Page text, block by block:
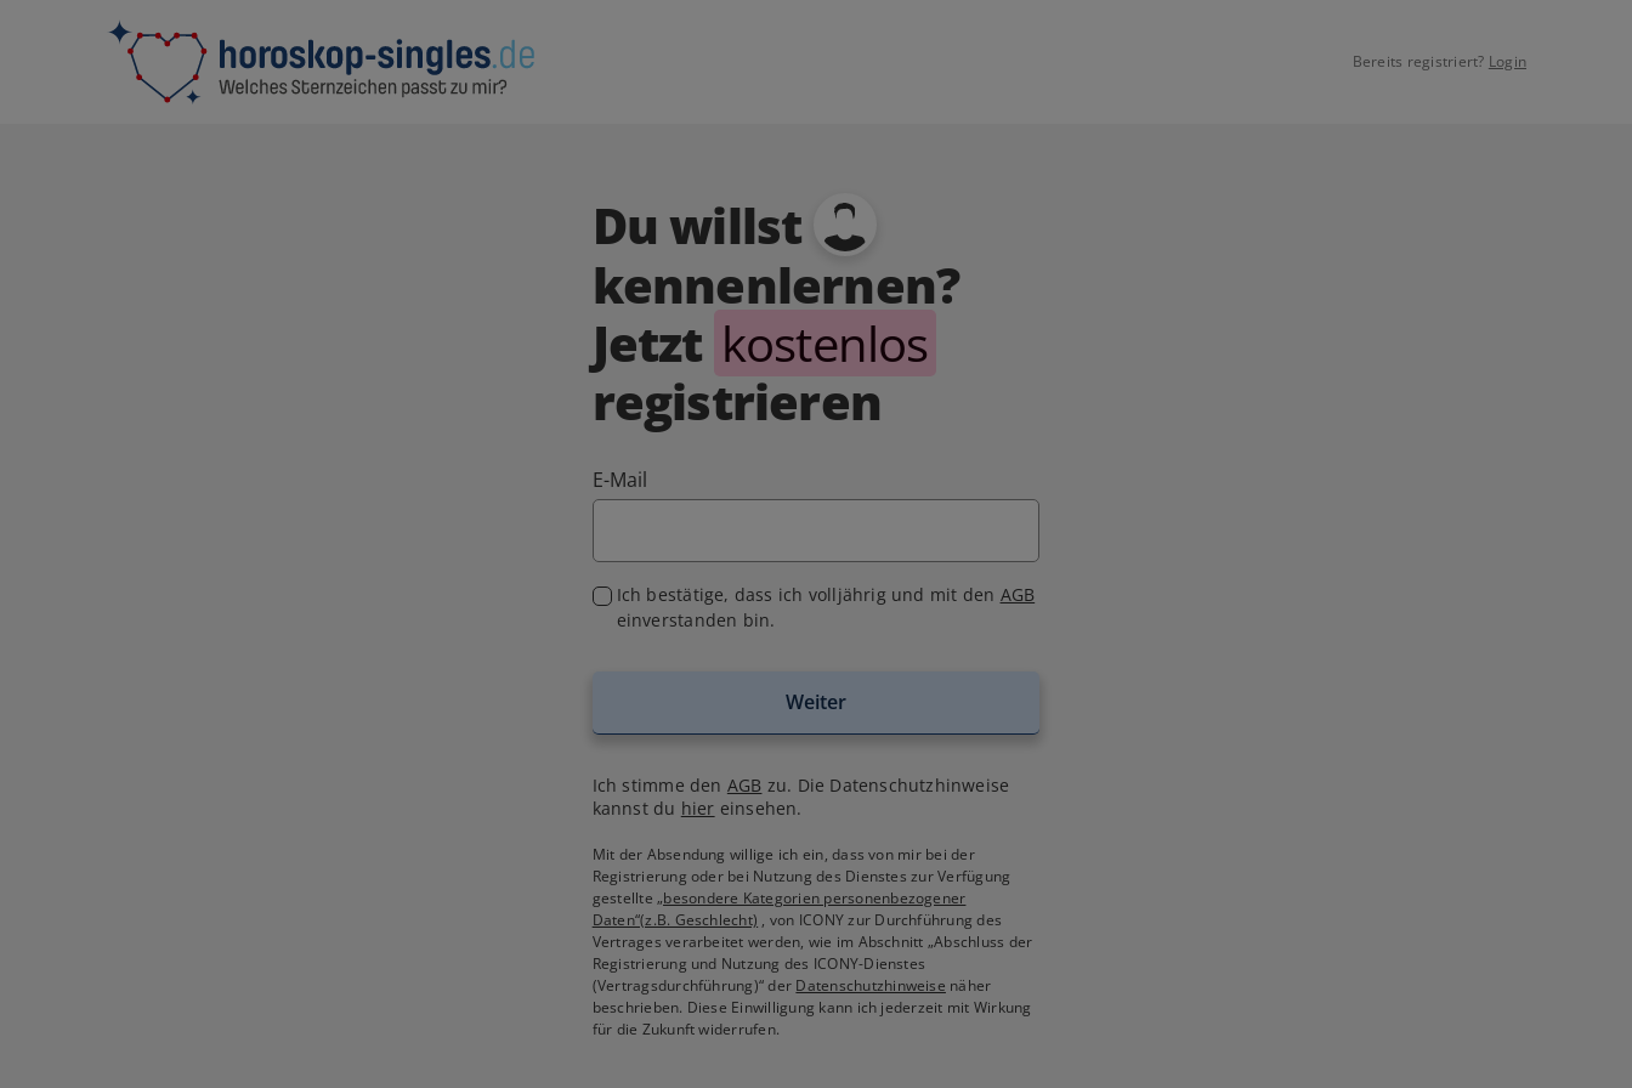
Bereits registriert? Login
Du willst
kennenlernen?
Jetzt kostenlos
registrieren
E-Mail
Ich bestätige, dass ich volljährig und mit den AGB
einverstanden bin.
Weiter
Ich stimme den AGB zu. Die Datenschutzhinweise
kannst du hier einsehen.
Mit der Absendung willige ich ein, dass von mir bei der
Registrierung oder bei Nutzung des Dienstes zur Verfügung
gestellte„besondere Kategorien personenbezogener
Daten“(z.B. Geschlecht) , von ICONY zur Durchführung des
Vertrages verarbeitet werden, wie im Abschnitt „Abschluss der
Registrierung und Nutzung des ICONY-Dienstes
(Vertragsdurchführung)“ der Datenschutzhinweise näher
beschrieben. Diese Einwilligung kann ich jederzeit mit Wirkung
für die Zukunft widerrufen.